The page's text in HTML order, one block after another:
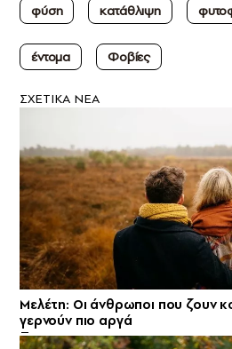
φύση
κατάθλιψη
έντομα Φοβίες
ΣXETIKA NEA
Μελέτη: Οι άνθρωποι που ζουν
γερνούν πιο αργά